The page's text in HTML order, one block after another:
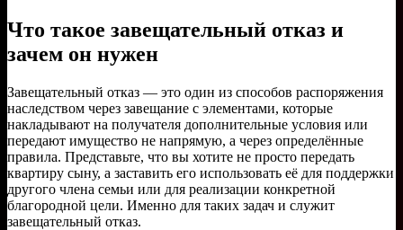
Что такое завещательный отказ и
зачем он нужен
Завещательный отказ — это один из способов распоряжения
наследством через завещание с элементами, которые
накладывают на получателя дополнительные условия или
передают имущество не напрямую, а через определённые
правила. Представьте, что вы хотите не просто передать
квартиру сыну, а заставить его использовать её для поддержки
другого члена семьи или для реализации конкретной
благородной цели. Именно для таких задач и служит
завещательный отказ.